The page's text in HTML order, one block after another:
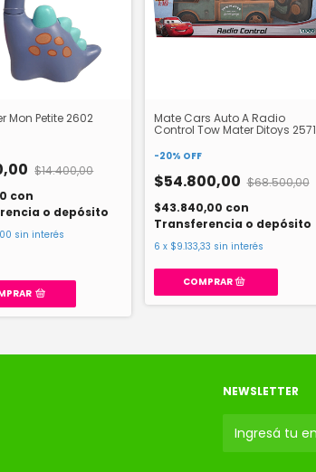
Mon Petite 2602
$14.400,00
con
o depósito
sin interés
Mate Cars Auto A Radio
Control Tow Mater Ditoys 2571
-20% OFF
$54.800,00 $68.500,00
$43.840,00 con
Transferencia o depósito
6 x $9.133,33 sin interés
NEWSLETTER